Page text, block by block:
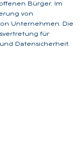
Bürger. Im
von
Unternehmen. Die
für
Datensicherheit.